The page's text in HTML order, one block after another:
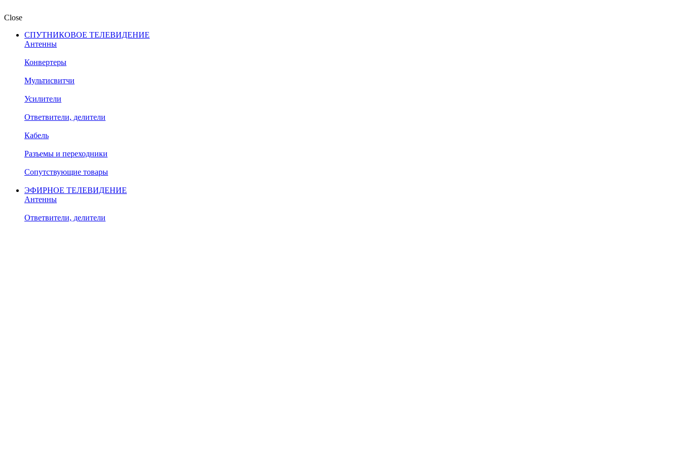
Close
СПУТНИКОВОЕ ТЕЛЕВИДЕНИЕ
Антенны
Конвертеры
Мультисвитчи
Усилители
Ответвители, делители
Кабель
Разъемы и переходники
Сопутствующие товары
ЭФИРНОЕ ТЕЛЕВИДЕНИЕ
Антенны
Ответвители, делители